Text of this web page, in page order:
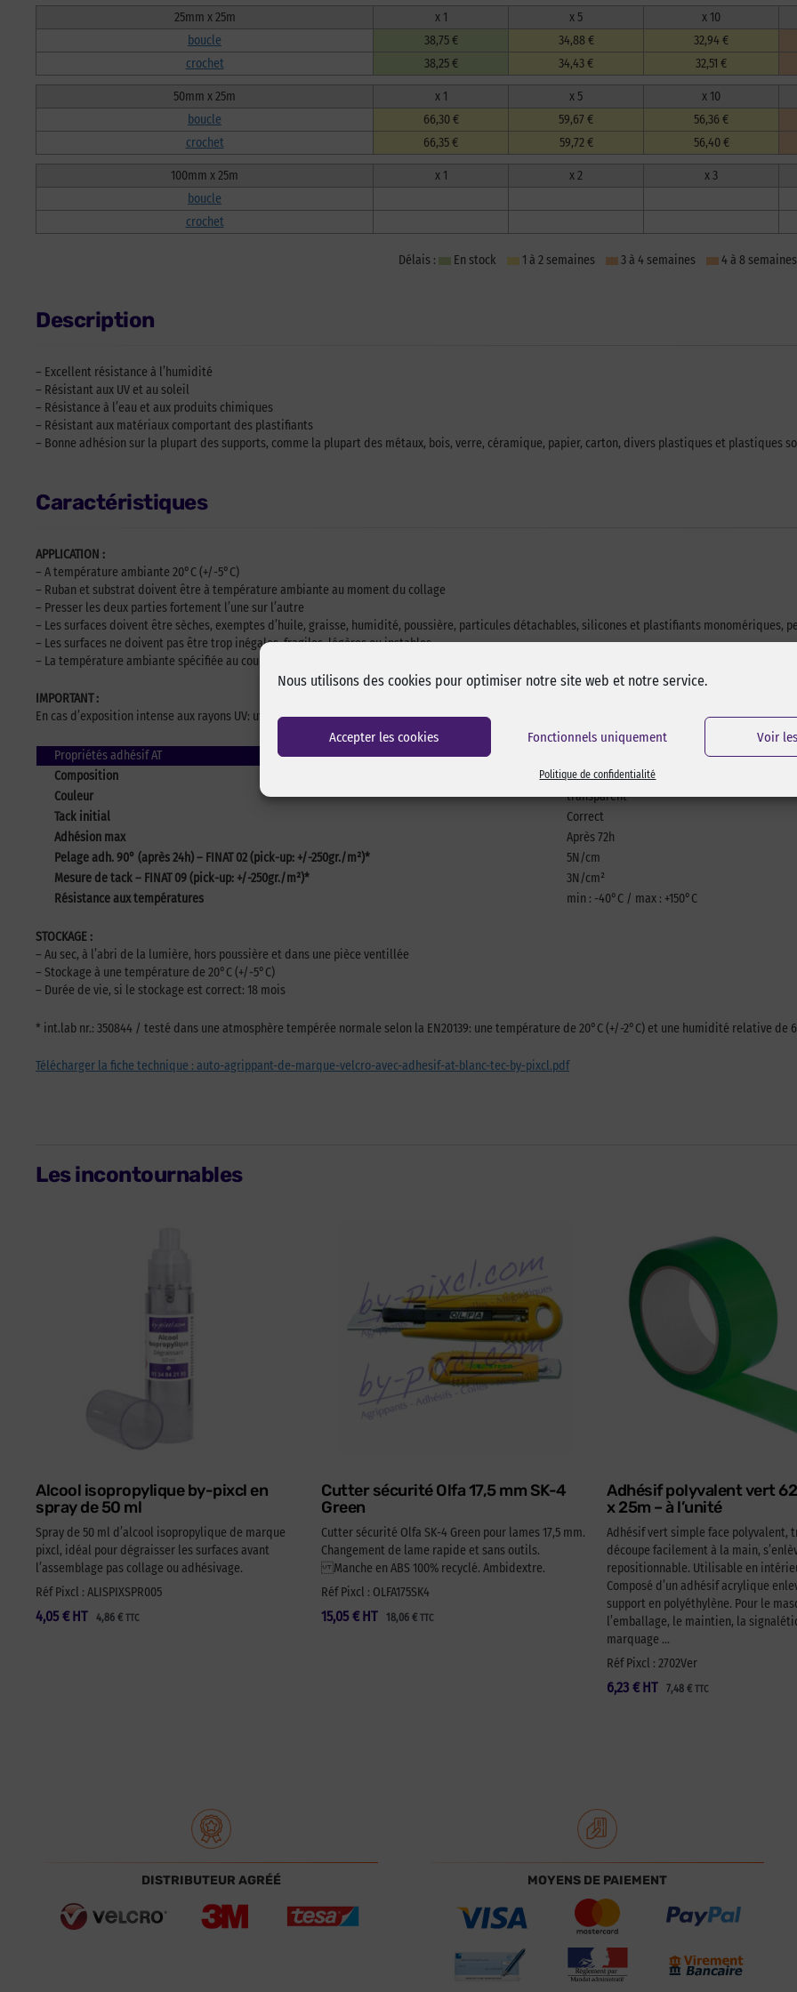
Nous utilisons des cookies pour optimiser notre site web et notre service.
Accepter les cookies Fonctionnels uniquement Voir
Politique de confidentialité
25mm x 25m x 1 x 5 x 10
boucle
38,75 € 34,88 € 32,94 €
crochet
38,25 € 34,43 € 32,51 €
50mm x 25m x 1 x 5 x 10
boucle
66,30 € 59,67 € 56,36 €
crochet
66,35 € 59,72 € 56,40 €
100mm x 25m x 1 x 2 x 3
boucle
crochet
Délais : En stock 1 à 2 semaines 3 à 4 semaines 4 à 8 semaines
Description
– Excellent résistance à l’humidité
– Résistant aux UV et au soleil
– Résistance à l’eau et aux produits chimiques
– Résistant aux matériaux comportant des plastifiants
– Bonne adhésion sur la plupart des supports, comme la plupart des métaux, bois, verre, céramique, papier, carton, divers plastiques et plastiques
Caractéristiques
APPLICATION :
– A température ambiante 20°C (+/-5°C)
– Ruban et substrat doivent être à température ambiante au moment du collage
– Presser les deux parties fortement l’une sur l’autre
– Les surfaces doivent être sèches, exemptes d’huile, graisse, humidité, poussière, particules détachables, silicones et plastifiants monomériques,
– Les surfaces ne doivent pas être trop inégales, fragiles, légères ou instables
– La température ambiante spécifiée au cours de laquelle l’adhésif montre encore une bonne résistance de maintien, dépend fortement de la
IMPORTANT :
En cas d’exposition intense aux rayons UV: utiliser une fermeture polyester
Propriétés adhésif AT
Composition
UV copolymère acrylique, eco-
Couleur
transparent
Tack initial
Correct
Adhésion max
Après 72h
Pelage adh. 90° (après 24h) – FINAT 02 (pick-up: +/-250gr./m²)*
5N/cm
Mesure de tack – FINAT 09 (pick-up: +/-250gr./m²)*
3N/cm²
Résistance aux températures
min : -40°C / max : +150°C
STOCKAGE :
– Au sec, à l’abri de la lumière, hors poussière et dans une pièce ventillée
– Stockage à une température de 20°C (+/-5°C)
– Durée de vie, si le stockage est correct: 18 mois
* int.lab nr.: 350844 / testé dans une atmosphère tempérée normale selon la EN20139: une température de 20°C (+/-2°C) et une humidité relative de
Télécharger la fiche technique : auto-agrippant-de-marque-velcro-avec-adhesif-at-blanc-tec-by-pixcl.pdf
Les incontournables
Alcool isopropylique by-pixcl en
spray de 50 ml
Spray de 50 ml d’alcool isopropylique de marque
pixcl, idéal pour dégraisser les surfaces avant
l’assemblage pas collage ou adhésivage.
Réf Pixcl : ALISPIXSPR005
4,05 € 4,86 € TTC
HT
Cutter sécurité Olfa 17,5 mm SK-4
Green
Cutter sécurité Olfa SK-4 Green pour lames 17,5 mm.
Changement de lame rapide et sans outils.
Manche en ABS 100% recyclé. Ambidextre.
Réf Pixcl : OLFA175SK4
15,05 € 18,06 € TTC
HT
Adhésif polyvalent vert
x 25m – à l’unité
Adhésif vert simple face polyvalent,
découpe facilement à la main,
repositionnable. Utilisable en
Composé d’un adhésif acrylique
support en polyéthylène. Pour le
l’emballage, le maintien, la
marquage …
Réf Pixcl : 2702Ver
6,23 € 7,48 € TTC
HT
DISTRIBUTEUR AGRÉÉ MOYENS DE PAIEMENT